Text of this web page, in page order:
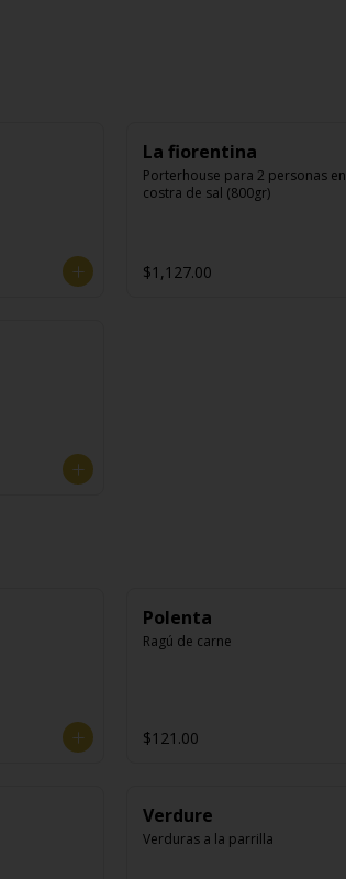
La fiorentina
Porterhouse para 2 personas en
costra de sal (800gr)
$1,127.00
Polenta
Ragú de carne
$121.00
Verdure
Verduras a la parrilla